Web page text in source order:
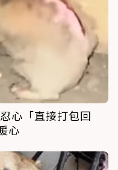
心「直接打包回
心